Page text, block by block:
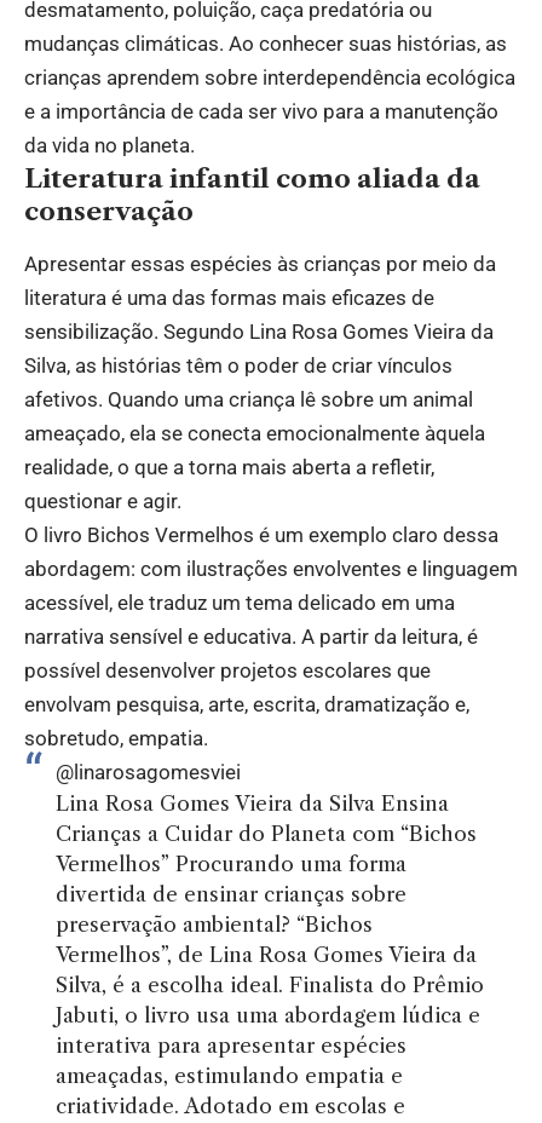
desmatamento, poluição, caça predatória ou
mudanças climáticas. Ao conhecer suas histórias, as
crianças aprendem sobre interdependência ecológica
e a importância de cada ser vivo para a manutenção
da vida no planeta.
Literatura infantil como aliada da
conservação
Apresentar essas espécies às crianças por meio da
literatura é uma das formas mais eficazes de
sensibilização. Segundo Lina Rosa Gomes Vieira da
Silva, as histórias têm o poder de criar vínculos
afetivos. Quando uma criança lê sobre um animal
ameaçado, ela se conecta emocionalmente àquela
realidade, o que a torna mais aberta a refletir,
questionar e agir.
O livro Bichos Vermelhos é um exemplo claro dessa
abordagem: com ilustrações envolventes e linguagem
acessível, ele traduz um tema delicado em uma
narrativa sensível e educativa. A partir da leitura, é
possível desenvolver projetos escolares que
envolvam pesquisa, arte, escrita, dramatização e,
sobretudo, empatia.
@linarosagomesviei
Lina Rosa Gomes Vieira da Silva Ensina
Crianças a Cuidar do Planeta com “Bichos
Vermelhos” Procurando uma forma
divertida de ensinar crianças sobre
preservação ambiental? “Bichos
Vermelhos”, de Lina Rosa Gomes Vieira da
Silva, é a escolha ideal. Finalista do Prêmio
Jabuti, o livro usa uma abordagem lúdica e
interativa para apresentar espécies
ameaçadas, estimulando empatia e
criatividade. Adotado em escolas e